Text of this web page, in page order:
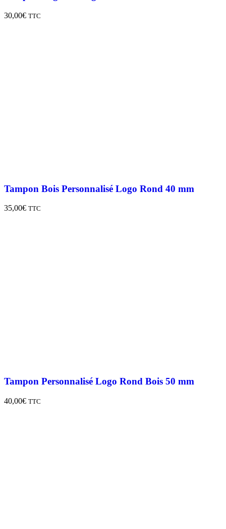
30,00€ TTC
Tampon Bois Personnalisé Logo Rond 40 mm
35,00€ TTC
Tampon Personnalisé Logo Rond Bois 50 mm
40,00€ TTC